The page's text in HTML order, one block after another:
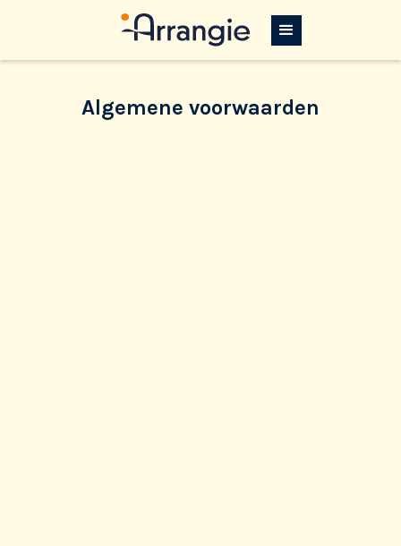
Algemene voorwaarden